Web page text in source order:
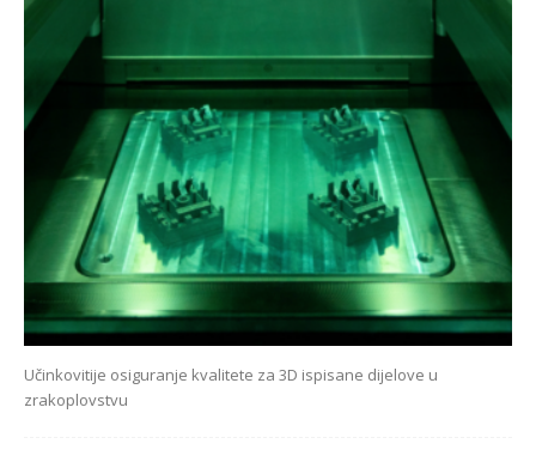
Učinkovitije osiguranje kvalitete za 3D ispisane dijelove u
zrakoplovstvu